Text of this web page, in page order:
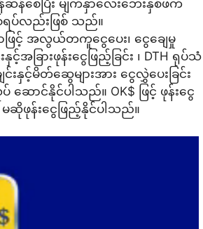
န်စေပြီး မျက်နှာလေးဘေးနှစ်ဖက်
လည်းဖြစ် သည်။
ဖြင့် အလွယ်တကူငွေပေး၊ ငွေချေမှု
ခြားဖုန်းငွေဖြည့်ခြင်း ၊ DTH ရုပ်သံ
နှင့်မိတ်ဆွေများအား ငွေလွှဲပေးခြင်း
င်နိုင်ပါသည်။ OK$ ဖြင့် ဖုန်းငွေ
ဖုန်းငွေဖြည့်နိုင်ပါသည်။